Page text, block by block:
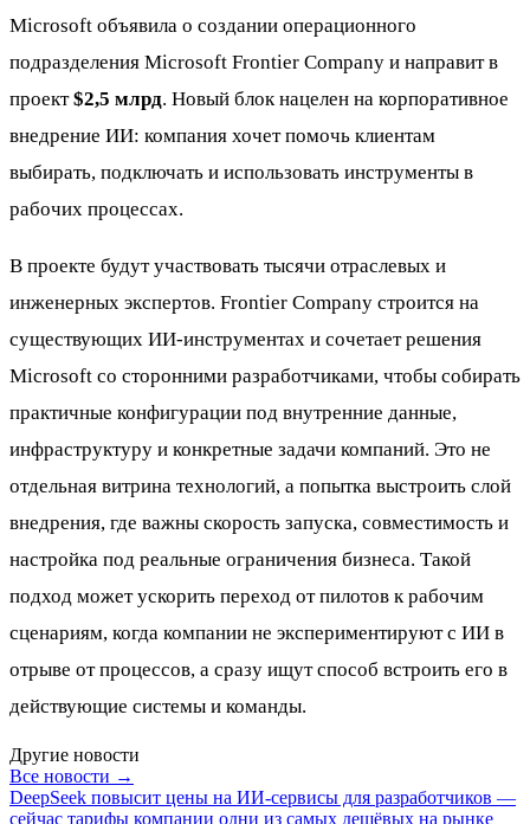
Microsoft объявила о создании операционного
подразделения Microsoft Frontier Company и направит в
проект$2,5 млрд. Новый блок нацелен на корпоративное
внедрение ИИ: компания хочет помочь клиентам
выбирать, подключать и использовать инструменты в
рабочих процессах.
В проекте будут участвовать тысячи отраслевых и
инженерных экспертов. Frontier Company строится на
существующих ИИ-инструментах и сочетает решения
Microsoft со сторонними разработчиками, чтобы собирать
практичные конфигурации под внутренние данные,
инфраструктуру и конкретные задачи компаний. Это не
отдельная витрина технологий, а попытка выстроить слой
внедрения, где важны скорость запуска, совместимость и
настройка под реальные ограничения бизнеса. Такой
подход может ускорить переход от пилотов к рабочим
сценариям, когда компании не экспериментируют с ИИ в
отрыве от процессов, а сразу ищут способ встроить его в
действующие системы и команды.
Другие новости
Все новости →
DeepSeek повысит цены на ИИ-сервисы для разработчиков —
сейчас тарифы компании одни из самых дешёвых на рынке